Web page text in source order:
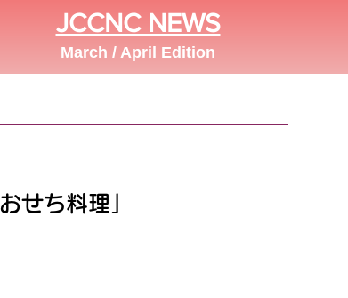
JCCNC NEWS
March / April Edition
ち料理」